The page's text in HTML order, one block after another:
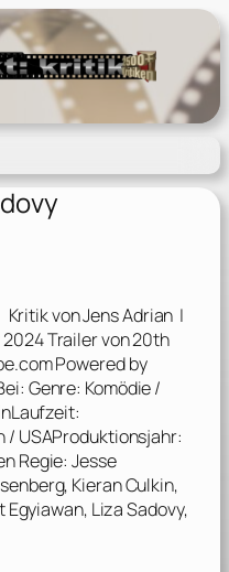
von Jens Adrian |
Trailer von 20th
Powered by
Genre: Komödie /
/ USAProduktionsjahr:
Regie: Jesse
Kieran Culkin,
Egyiawan, Liza Sadovy,